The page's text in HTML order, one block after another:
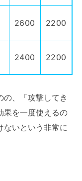
2600 2200
2400 2200
の、「攻撃してき
果を一度使えるの
ないという非常に